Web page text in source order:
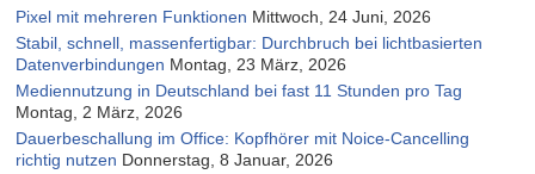
Pixel mit mehreren Funktionen Mittwoch, 24 Juni, 2026
Stabil, schnell, massenfertigbar: Durchbruch bei lichtbasierten
Datenverbindungen Montag, 23 März, 2026
Mediennutzung in Deutschland bei fast 11 Stunden pro Tag
Montag, 2 März, 2026
Dauerbeschallung im Office: Kopfhörer mit Noice-Cancelling
richtig nutzen Donnerstag, 8 Januar, 2026